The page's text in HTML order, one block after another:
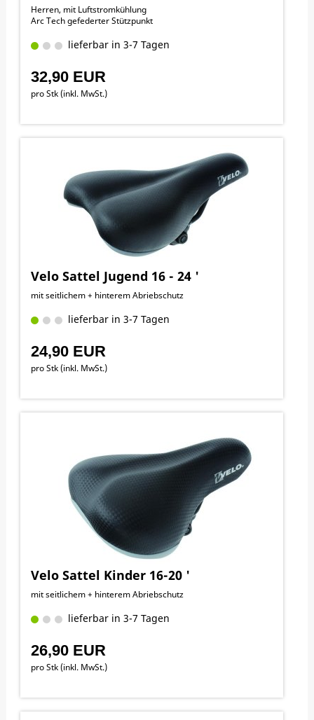
Herren, mit Luftstromkühlung
Arc Tech gefederter Stützpunkt
lieferbar in 3-7 Tagen
32,90 EUR
pro Stk (inkl. MwSt.)
Velo Sattel Jugend 16 - 24 '
mit seitlichem + hinterem Abriebschutz
lieferbar in 3-7 Tagen
24,90 EUR
pro Stk (inkl. MwSt.)
Velo Sattel Kinder 16-20 '
mit seitlichem + hinterem Abriebschutz
lieferbar in 3-7 Tagen
26,90 EUR
pro Stk (inkl. MwSt.)